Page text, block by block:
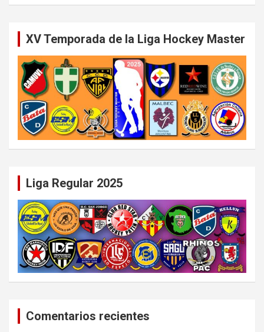
XV Temporada de la Liga Hockey Master
Liga Regular 2025
Comentarios recientes